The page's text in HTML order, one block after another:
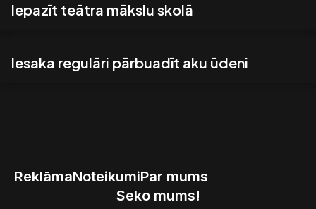
Iepazīt teātra mākslu skolā
Iesaka regulāri pārbuadīt aku ūdeni
ReklāmaNoteikumiPar mums
Seko mums!